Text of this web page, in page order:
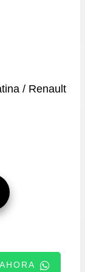
/ Renault